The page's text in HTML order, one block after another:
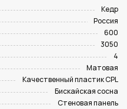
Кедр
Россия
600
3050
4
Матовая
Качественный пластик CPL
Бискайская сосна
Стеновая панель